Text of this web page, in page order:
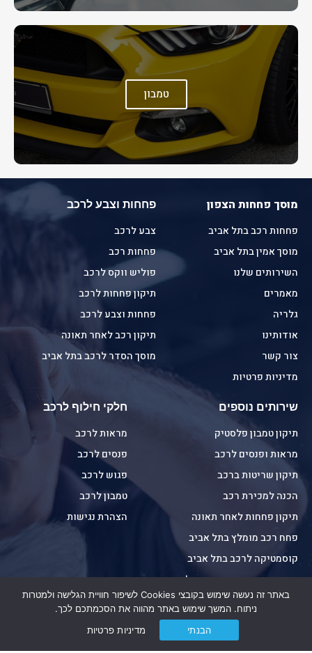
טמבון
מוסך פחחות הצפון
פחחות רכב בתל אביב
מוסך אמין בתל אביב
השירותים שלנו
מאמרים
גלריה
אודותינו
צור קשר
מדיניות פרטיות
פחחות וצבע לרכב
צבע לרכב
פחחות רכב
פוליש ווקס לרכב
תיקון פחחות לרכב
פחחות וצבע לרכב
תיקון רכב לאחר תאונה
מוסך הסדר לרכב בתל אביב
שירותים נוספים
תיקון טמבון פלסטיק
מראות ופנסים לרכב
תיקון שריטות ברכב
הכנה למכירת רכב
תיקון פחחות לאחר תאונה
פחח רכב מומלץ בתל אביב
קוסמטיקה לרכב בתל אביב
תיקון מכות חניה ושריטות לרכב
חלקי חילוף לרכב
מראות לרכב
פנסים לרכב
פגוש לרכב
טמבון לרכב
הצהרת נגישות
פרטי התקשרות
באתר זה נעשה שימוש בקובצי Cookies לשיפור חוויית הגלישה ולמטרות
ניתוח. המשך שימוש באתר מהווה את הסכמתכם לכך.
הבנתי
מדיניות פרטיות